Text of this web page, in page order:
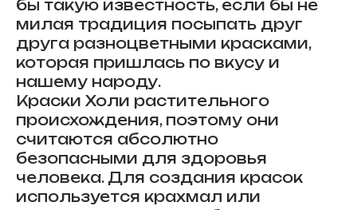
бы такую известность, если бы не
милая традиция посыпать друг
друга разноцветными красками,
которая пришлась по вкусу и
нашему народу.
Краски Холи растительного
происхождения, поэтому они
считаются абсолютно
безопасными для здоровья
человека. Для создания красок
используется крахмал или